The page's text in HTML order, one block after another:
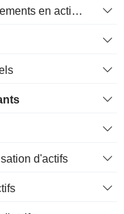
Gains (Pertes) sur les investissements en actions
d'actifs